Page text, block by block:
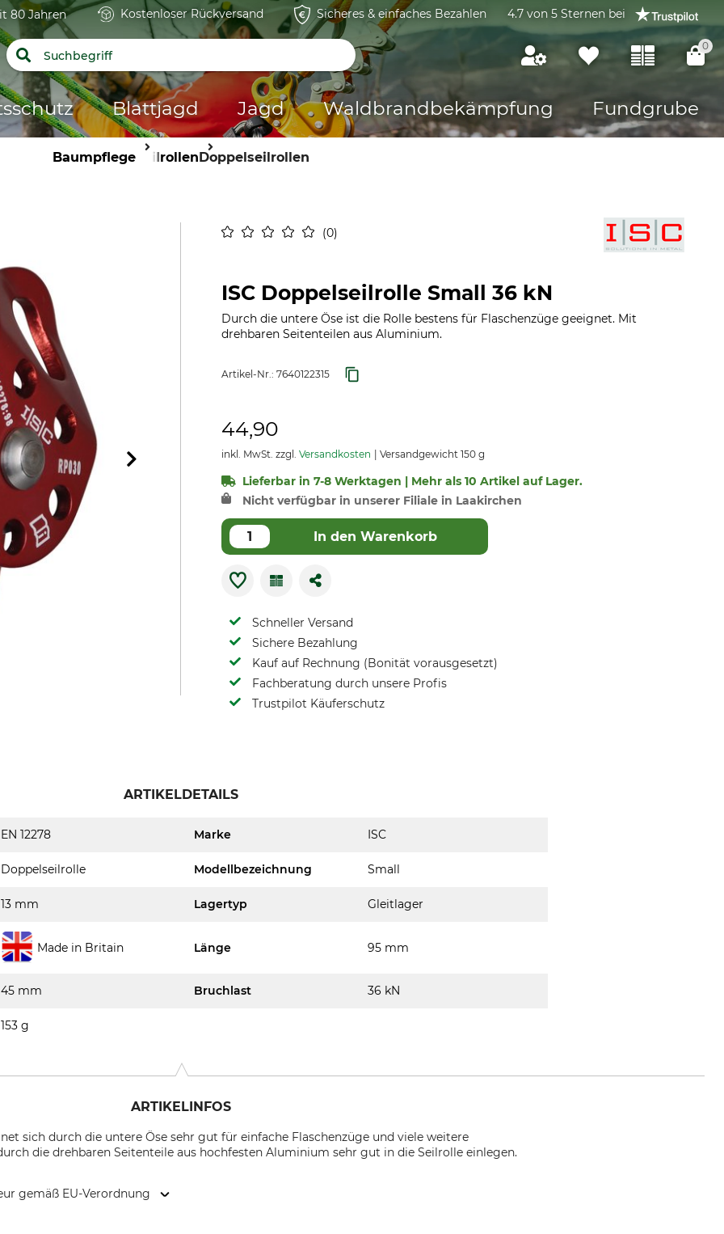
80 Jahren Kostenloser Rückversand Sicheres & einfaches Bezahlen 4.7 von 5 Sternen bei
0
Blattjagd Jagd Waldbrandbekämpfung Fundgrube
Baumpflege SeilrollenDoppelseilrollen
0
ISC Doppelseilrolle Small 36 kN
Durch die untere Öse ist die Rolle bestens für Flaschenzüge geeignet. Mit
drehbaren Seitenteilen aus Aluminium.
Artikel-Nr.: 7640122315
44,90
inkl. MwSt. zzgl. Versandkosten Versandgewicht 150 g
Lieferbar in 7-8 Werktagen | Mehr als 10 Artikel auf Lager.
Nicht verfügbar in unserer Filiale in Laakirchen
In den Warenkorb
Schneller Versand
Sichere Bezahlung
Kauf auf Rechnung (Bonität vorausgesetzt)
Fachberatung durch unsere Profis
Trustpilot Käuferschutz
ARTIKELDETAILS
EN 12278 Marke ISC
Doppelseilrolle Modellbezeichnung Small
13 mm Lagertyp Gleitlager
Made in Britain Länge 95 mm
45 mm Bruchlast 36 kN
153 g
ARTIKELINFOS
sich durch die untere Öse sehr gut für einfache Flaschenzüge und viele weitere
die drehbaren Seitenteile aus hochfesten Aluminium sehr gut in die Seilrolle einlegen.
gemäß EU-Verordnung